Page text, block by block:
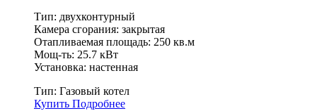
Тип: двухконтурный
Камера сгорания: закрытая
Отапливаемая площадь: 250 кв.м
Мощ-ть: 25.7 кВт
Установка: настенная
Тип: Газовый котел
Купить Подробнее